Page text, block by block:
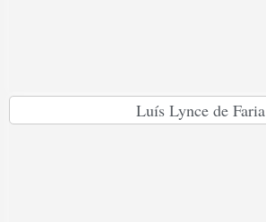
Luís Lynce de Faria